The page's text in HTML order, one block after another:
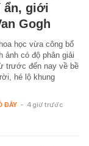
ẩn, giới
Gogh
học vừa công bố
ảnh có độ phân giải
trước đến nay về bề
hé lộ khung
ĐÂY - 4 giờ trước